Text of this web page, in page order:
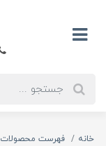
خانه
فهرست محصولات